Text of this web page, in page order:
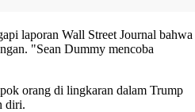
laporan Wall Street Journal bahwa
"Sean Dummy mencoba
orang di lingkaran dalam Trump
diri.